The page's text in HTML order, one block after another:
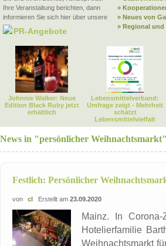
Ihre Veranstaltung berichten, dann
informieren Sie sich hier über unsere
PR-Angebote
»
» Neues von
» Regional und
Johnnie Walker: Neue
Edition Black Ruby jetzt
erhältlich
Lebensmittelverband:
Umfrage zeigt - Mehrheit
schätzt
Lebensmittelvielfalt
News in "persönlicher
Festlich: Persönlicher
von cl Erstellt am 23.09.2020
Mainz. In
Hotelierfamilie
Weihnachtsmarkt